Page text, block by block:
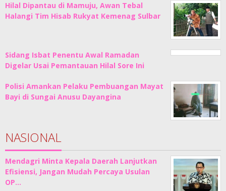
Hilal Dipantau di Mamuju, Awan Tebal
Halangi Tim Hisab Rukyat Kemenag Sulbar
Sidang Isbat Penentu Awal Ramadan
Digelar Usai Pemantauan Hilal Sore Ini
Polisi Amankan Pelaku Pembuangan Mayat
Bayi di Sungai Anusu Dayangina
NASIONAL
Mendagri Minta Kepala Daerah Lanjutkan
Efisiensi, Jangan Mudah Percaya Usulan
OP…